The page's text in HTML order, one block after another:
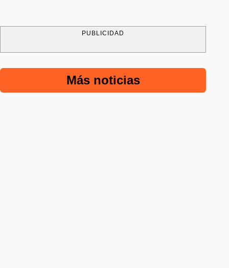
PUBLICIDAD
Más noticias